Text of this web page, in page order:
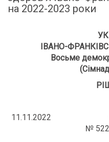
на 2022-2023 роки
ІВАНО-
Восьме
11.11.2022 м.
№